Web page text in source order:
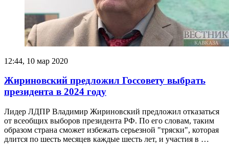
12:44, 10 мар 2020
Жириновский предложил Госсовету выбрать
президента в 2024 году
Лидер ЛДПР Владимир Жириновский предложил отказаться
от всеобщих выборов президента РФ. По его словам, таким
образом страна сможет избежать серьезной "тряски", которая
длится по шесть месяцев каждые шесть лет, и участия в …